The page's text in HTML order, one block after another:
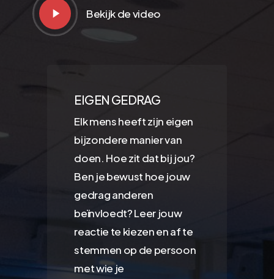
Play
Video
Bekijk de video
EIGEN GEDRAG
Elk mens heeft zijn eigen
bijzondere manier van
doen. Hoe zit dat bij jou?
Ben je bewust hoe jouw
gedrag anderen
beïnvloedt? Leer jouw
reactie te kiezen en af te
stemmen op de persoon
met wie je